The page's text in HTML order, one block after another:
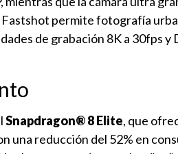
permite fotografía
de grabación 8K a 30fps y
Snapdragon® 8 Elite, que
una reducción del 52% en